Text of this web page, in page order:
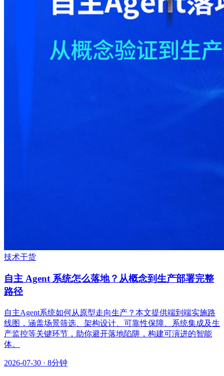
技术干货
自主 Agent 系统怎么落地？从概念到生产部署完整
路径
自主Agent系统如何从原型走向生产？本文提供端到端实施路
线图，涵盖场景筛选、架构设计、可靠性保障、系统集成及生
产监控等关键环节，助你避开落地陷阱，构建可演进的智能
体。
2026-07-30 · 8分钟